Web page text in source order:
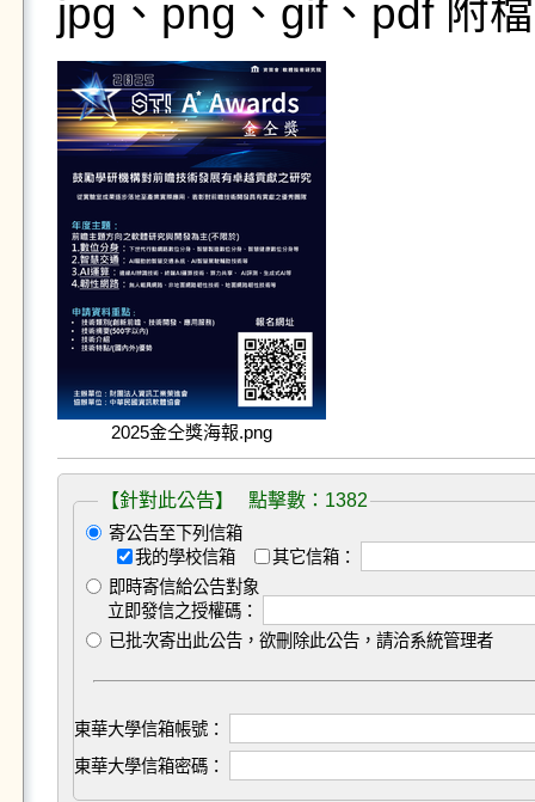
jpg、png、gif、pdf 附
2025金仝獎海報.png
【針對此公告】 點擊數：1382
寄公告至下列信箱
我的學校信箱
其它信箱：
即時寄信給公告對象
立即發信之授權碼：
已批次寄出此公告，欲刪除此公告，請洽系統管理者
東華大學信箱帳號：
東華大學信箱密碼：